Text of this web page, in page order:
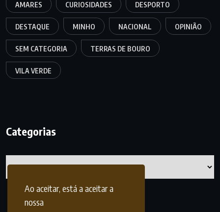
Ao aceitar, está a aceitar a
nossa
AMARES CURIOSIDADES DESPORTO
DESTAQUE MINHO NACIONAL OPINIÃO
SEM CATEGORIA TERRAS DE BOURO
VILA VERDE
Categorias